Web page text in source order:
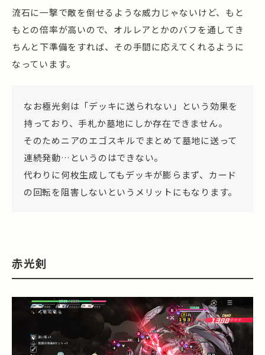
流石に一撃で敵を倒せるような威力じゃないけど、もと
もとの倍率が高いので、オルレアとかのバフを通してき
ちんと下準備をすれば、その手間に応えてくれるように
なっています。
なお極光剣は「デッキに送られない」という効果を
持っており、手札か墓地にしか存在できません。
そのためニアのエゴスキルでまとめて墓地に送って
連続発動…というのはできない。
代わりに何枚生成してもデッキが膨らまず、カード
の回転を阻害しないというメリットにもなります。
赤光剣